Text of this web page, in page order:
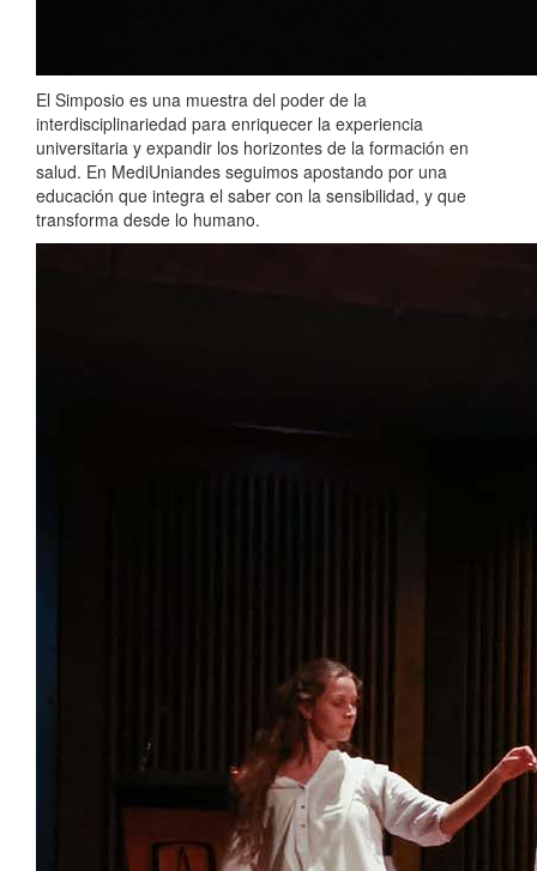
El Simposio es una muestra del poder de la
interdisciplinariedad para enriquecer la experiencia
universitaria y expandir los horizontes de la formación en
salud. En MediUniandes seguimos apostando por una
educación que integra el saber con la sensibilidad, y que
transforma desde lo humano.